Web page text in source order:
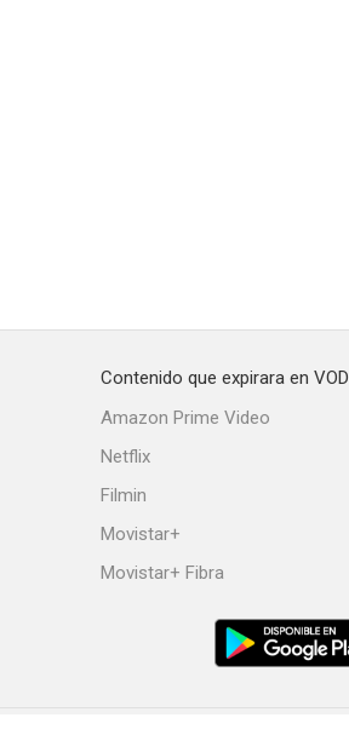
Contenido que expirara en VOD
Amazon Prime Video
Netflix
Filmin
Movistar+
Movistar+ Fibra